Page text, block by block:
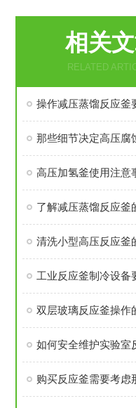
相关
RELATED
高压加氢釜使用注意
清洗小型高压反应釜
如何安全维护实验室
购买反应釜需要考虑